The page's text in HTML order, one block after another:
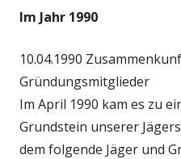
Im Jahr 1990
10.04.1990
Gründungsmitglieder
Im April 1990 kam es zu
Grundstein unserer
dem folgende Jäger und